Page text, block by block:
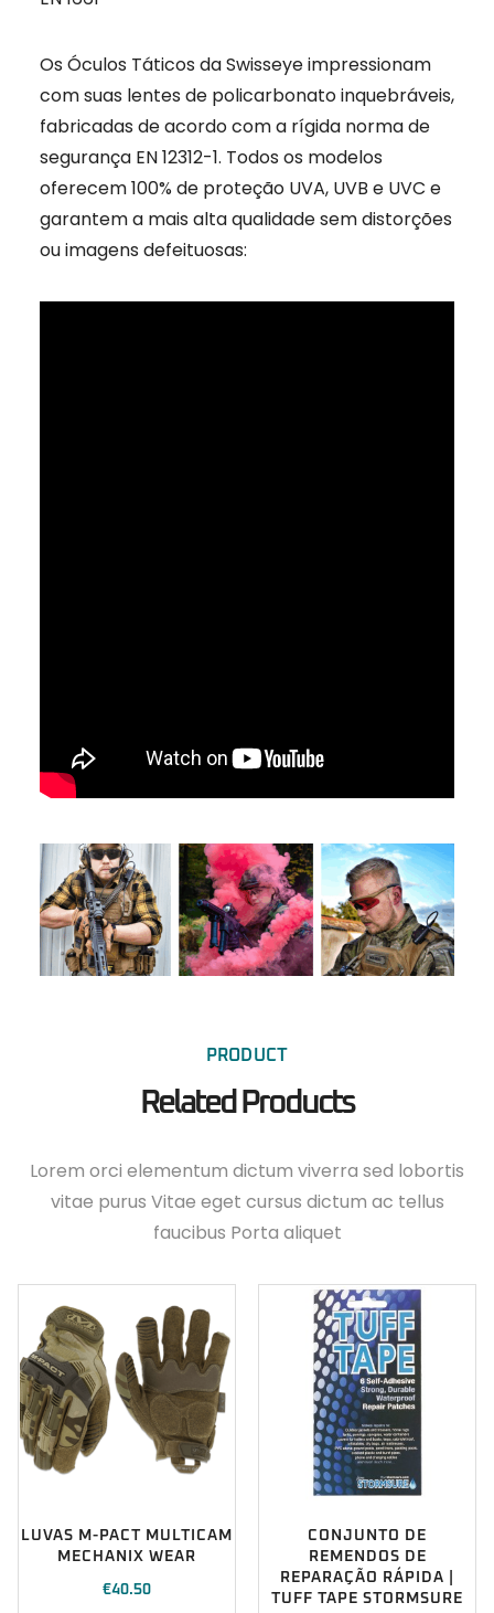
Os Óculos Táticos da Swisseye impressionam
com suas lentes de policarbonato inquebráveis,
fabricadas de acordo com a rígida norma de
segurança EN 12312-1. Todos os modelos
oferecem 100% de proteção UVA, UVB e UVC e
garantem a mais alta qualidade sem distorções
ou imagens defeituosas:
PRODUCT
Related Products
Lorem orci elementum dictum viverra sed lobortis
vitae purus Vitae eget cursus dictum ac tellus
faucibus Porta aliquet
LUVAS M-PACT MULTICAM
MECHANIX WEAR
€40.50
CONJUNTO DE
REMENDOS DE
REPARAÇÃO RÁPIDA |
TUFF TAPE STORMSURE